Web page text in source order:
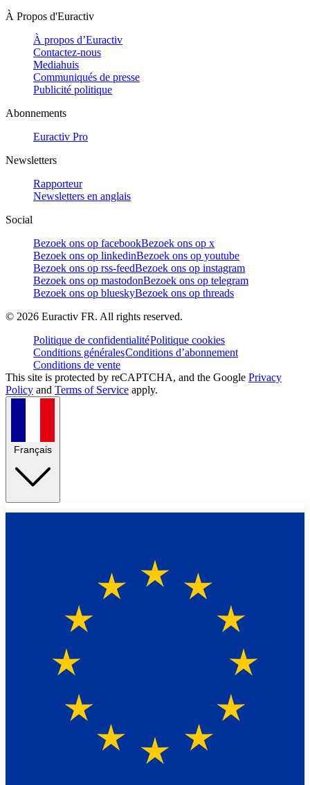
À Propos d'Euractiv
À propos d’Euractiv
Contactez-nous
Mediahuis
Communiqués de presse
Publicité politique
Abonnements
Euractiv Pro
Newsletters
Rapporteur
Newsletters en anglais
Social
Bezoek ons op facebookBezoek ons op x
Bezoek ons op linkedinBezoek ons op youtube
Bezoek ons op rss-feedBezoek ons op instagram
Bezoek ons op mastodonBezoek ons op telegram
Bezoek ons op blueskyBezoek ons op threads
© 2026 Euractiv FR. All rights reserved.
Politique de confidentialitéPolitique cookies
Conditions généralesConditions d’abonnement
Conditions de vente
This site is protected by reCAPTCHA, and the Google Privacy
Policy and Terms of Service apply.
Français